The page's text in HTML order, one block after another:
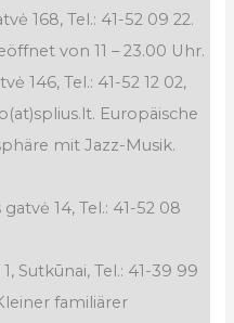
168, Tel.: 41-52 09 22.
von 11 – 23.00 Uhr.
146, Tel.: 41-52 12 02,
Europäische
mit Jazz-Musik.
gatvė 14, Tel.: 41-52 08
Sutkūnai, Tel.: 41-39 99
familiärer